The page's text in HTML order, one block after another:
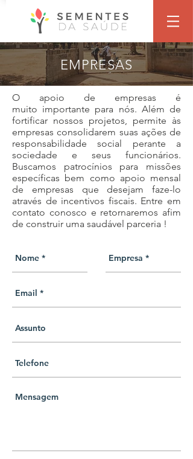
EMPRESAS
O apoio de empresas é
muito importante para nós. Além de
fortificar nossos projetos, permite às
empresas consolidarem suas ações de
responsabilidade social perante a
sociedade e seus funcionários.
Buscamos patrocínios para missões
específicas bem como apoio mensal
de empresas que desejam faze-lo
através de incentivos fiscais. Entre em
contato conosco e retornaremos afim
de construir uma saudável parceria !